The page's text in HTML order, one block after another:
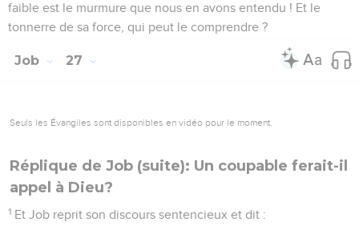
faible est le murmure que nous en avons entendu ! Et le
tonnerre de sa force, qui peut le comprendre ?
Job 27
Seuls les Évangiles sont disponibles en vidéo pour le moment.
Réplique de Job (suite): Un coupable ferait-il
appel à Dieu?
1 Et Job reprit son discours sentencieux et dit :